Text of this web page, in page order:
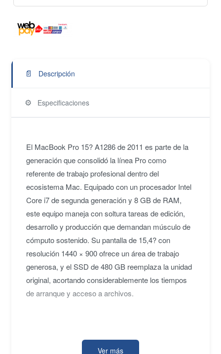
📄 Descripción
⚙️ Especificaciones
El MacBook Pro 15? A1286 de 2011 es parte de la
generación que consolidó la línea Pro como
referente de trabajo profesional dentro del
ecosistema Mac. Equipado con un procesador Intel
Core i7 de segunda generación y 8 GB de RAM,
este equipo maneja con soltura tareas de edición,
desarrollo y producción que demandan músculo de
cómputo sostenido. Su pantalla de 15,4? con
resolución 1440 × 900 ofrece un área de trabajo
generosa, y el SSD de 480 GB reemplaza la unidad
original, acortando considerablemente los tiempos
de arranque y acceso a archivos.
familia MacBook Pro aloja conectividad completa
Ver más